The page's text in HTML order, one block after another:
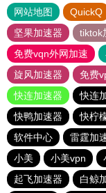
网站地图 QuickQ
坚果加速器
tiktok
免费vqn外网加速
旋风加速器
免费
快连加速器
快连
快鸭加速器
快柠
软件中心
雷霆加
小美
小美vpn
起飞加速器
白鲸